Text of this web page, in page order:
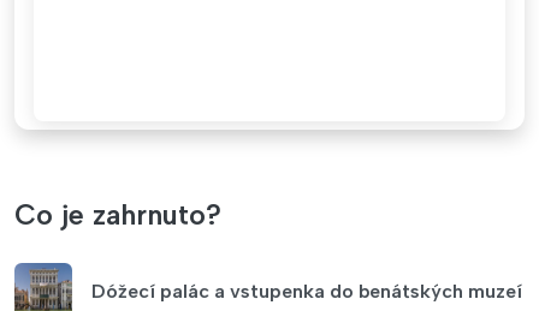
Co je zahrnuto?
Dóžecí palác a vstupenka do benátských muzeí